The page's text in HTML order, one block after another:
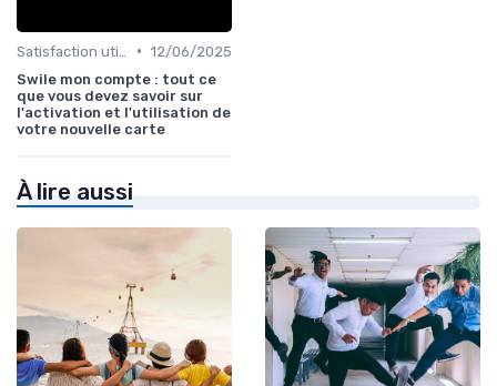
• 12/06/2025
Swile mon compte : tout ce
que vous devez savoir sur
l'activation et l'utilisation de
votre nouvelle carte
À lire aussi